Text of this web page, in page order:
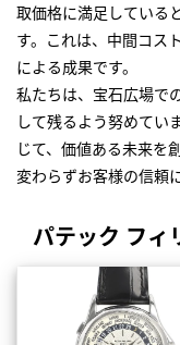
取価格に満足している
す。これは、中間コス
による成果です。
私たちは、宝石広場で
して残るよう努めてい
じて、価値ある未来を
変わらずお客様の信頼
パテック フィ